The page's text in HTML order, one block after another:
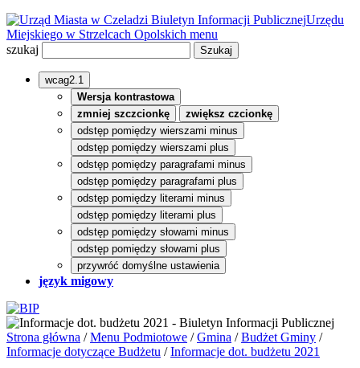
Biuletyn Informacji PublicznejUrzędu
Miejskiego w Strzelcach Opolskich menu
szukaj
wcag2.1
Wersja kontrastowa
zmniej szczcionkę
zwiększ czcionkę
odstęp pomiędzy wierszami minus
odstęp pomiędzy wierszami plus
odstęp pomiędzy paragrafami minus
odstęp pomiędzy paragrafami plus
odstęp pomiędzy literami minus
odstęp pomiędzy literami plus
odstęp pomiędzy słowami minus
odstęp pomiędzy słowami plus
przywróć domyślne ustawienia
język migowy
Strona główna /Menu Podmiotowe /Gmina /Budżet Gminy /
Informacje dotyczące Budżetu /Informacje dot. budżetu 2021